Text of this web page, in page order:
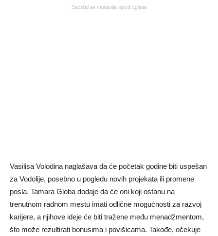
Sadržaj se nastavlja ispod oglasa
Vasilisa Volodina naglašava da će početak godine biti uspešan
za Vodolije, posebno u pogledu novih projekata ili promene
posla. Tamara Globa dodaje da će oni koji ostanu na
trenutnom radnom mestu imati odlične mogućnosti za razvoj
karijere, a njihove ideje će biti tražene među menadžmentom,
što može rezultirati bonusima i povišicama. Takođe, očekuje